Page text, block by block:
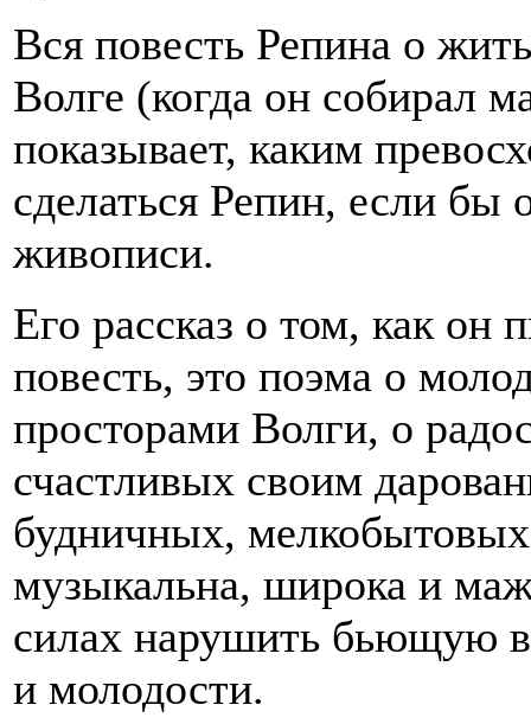
Вся повесть Репина о
Волге (когда он собирал
показывает, каким
сделаться Репин, если бы
живописи.
Его рассказ о том, как он
повесть, это поэма о
просторами Волги, о
счастливых своим
будничных, мелкобытовых
музыкальна, широка и
силах нарушить бьющую в
и молодости.